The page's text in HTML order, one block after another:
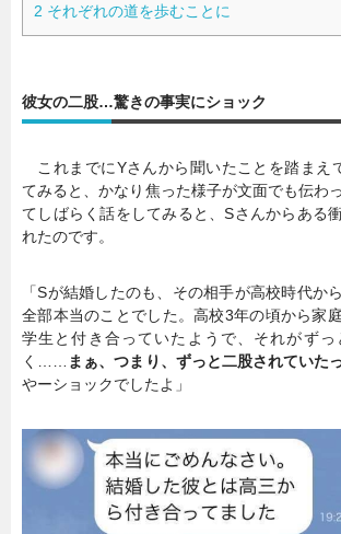
グルメ
暮らし
連載一覧
2 それぞれの道を歩むことに
彼女の二股…驚きの事実にショック
これまでにYさんから聞いたことを踏まえ
てみると、かなり焦った様子が文面でも伝わ
てしばらく話をしてみると、Sさんからある
れたのです。
「Sが結婚したのも、その相手が高校時代か
全部本当のことでした。高校3年の頃から家
学生と付き合っていたようで、それがずっ
く……
まぁ、つまり、ずっと二股されていた
やーショックでしたよ」